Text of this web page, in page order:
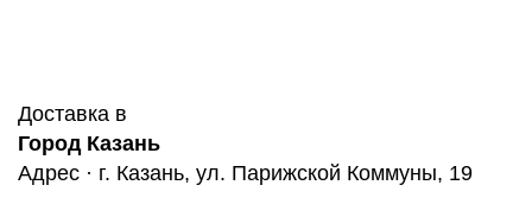
Доставка в
Город Казань
Адрес · г. Казань, ул. Парижской Коммуны, 19